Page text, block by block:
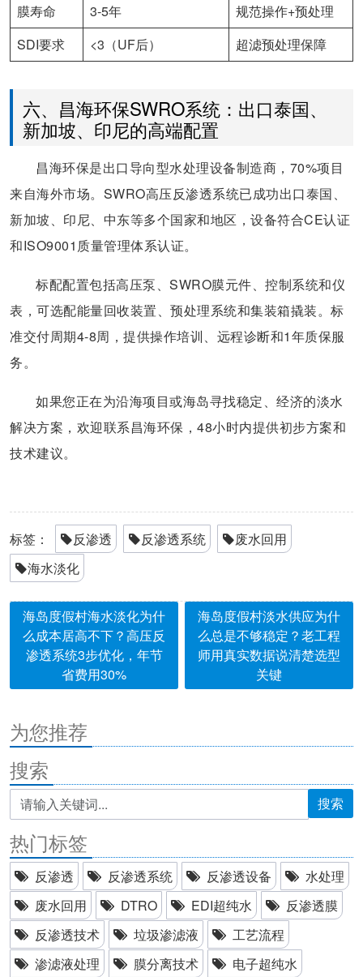
膜寿命
3-5年
规范操作+预处理
SDI要求
<3（UF后） 超滤预处理保障
六、昌海环保SWRO系统：出口泰国、
新加坡、印尼的高端配置
昌海环保是出口导向型水处理设备制造商，70%项目
来自海外市场。SWRO高压反渗透系统已成功出口泰国、
新加坡、印尼、中东等多个国家和地区，设备符合CE认证
和ISO9001质量管理体系认证。
标配配置包括高压泵、SWRO膜元件、控制系统和仪
表，可选配能量回收装置、预处理系统和集装箱撬装。标
准交付周期4-8周，提供操作培训、远程诊断和1年质保服
务。
如果您正在为沿海项目或海岛寻找稳定、经济的淡水
解决方案，欢迎联系昌海环保，48小时内提供初步方案和
技术建议。
标签： 反渗透 反渗透系统
废水回用
海水淡化
海岛度假村海水淡化为什
么成本居高不下？高压反
渗透系统3步优化，年节
省费用30%
海岛度假村淡水供应为什
么总是不够稳定？老工程
师用真实数据说清楚选型
关键
为您推荐
搜索
搜索
热门标签
反渗透 反渗透系统 反渗透设备
水处理
废水回用
DTRO EDI超纯水
反渗透膜
反渗透技术
垃圾渗滤液
工艺流程
渗滤液处理
膜分离技术
电子超纯水